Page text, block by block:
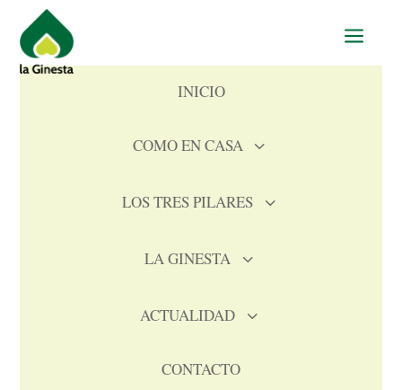
a
INICIO
3
COMO EN CASA
3
LOS TRES PILARES
3
LA GINESTA
3
ACTUALIDAD
CONTACTO